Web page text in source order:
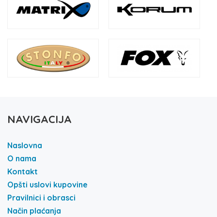
NAVIGACIJA
Naslovna
O nama
Kontakt
Opšti uslovi kupovine
Pravilnici i obrasci
Način plaćanja